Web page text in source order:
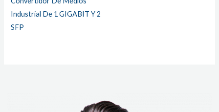
Industrial De 1 GIGABIT Y 2
SFP